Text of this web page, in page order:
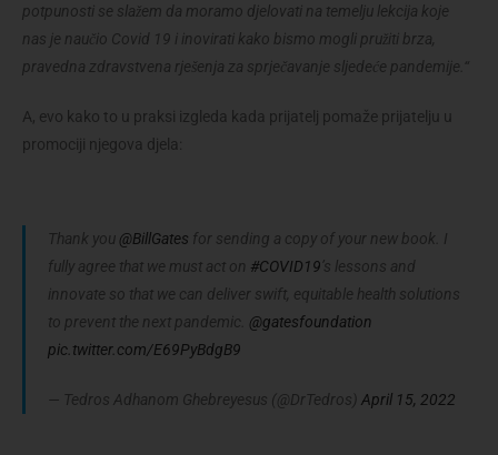
potpunosti se slažem da moramo djelovati na temelju lekcija koje
nas je naučio Covid 19 i inovirati kako bismo mogli pružiti brza,
pravedna zdravstvena rješenja za sprječavanje sljedeće pandemije.“
A, evo kako to u praksi izgleda kada prijatelj pomaže prijatelju u
promociji njegova djela:
Thank you @BillGates for sending a copy of your new book. I
fully agree that we must act on #COVID19’s lessons and
innovate so that we can deliver swift, equitable health solutions
to prevent the next pandemic. @gatesfoundation
pic.twitter.com/E69PyBdgB9
— Tedros Adhanom Ghebreyesus (@DrTedros) April 15, 2022